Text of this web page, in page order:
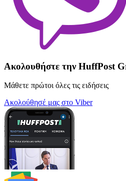
Ακολουθήστε την HuffPost
Μάθετε πρώτοι όλες τις ειδήσεις
Ακολούθησέ μας στο Viber